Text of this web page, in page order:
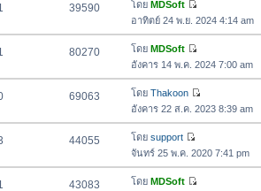
สุ
ม
ล่
สุ
ด
ค
ว
ม
ล่
า
สุ
39590 โดย MDSoft
ดู
ข้
ค
ว
า
ม
ล่
สุ
อาทิตย์ 24 พ.ย. 2024 4:14 am
80270 โดย MDSoft
ดู
ข้
อ
ค
ว
ม
ล่
อังคาร 14 พ.ค. 2024 7:00 am
69063 โดย Thakoon
ดู
ข้
ค
ว
อังคาร 22 ส.ค. 2023 8:39 am
44055 โดย support
ดู
ข้
อ
จันทร์ 25 พ.ค. 2020 7:41 pm
43083 โดย MDSoft